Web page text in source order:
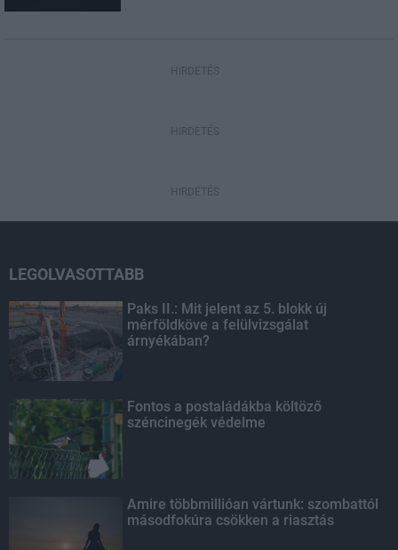
HIRDETÉS
HIRDETÉS
HIRDETÉS
LEGOLVASOTTABB
Paks II.: Mit jelent az 5. blokk új
mérföldköve a felülvizsgálat
árnyékában?
Fontos a postaládákba költöző
széncinegék védelme
Amire többmillióan vártunk: szombattól
másodfokúra csökken a riasztás